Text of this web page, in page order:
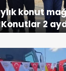
konut
2